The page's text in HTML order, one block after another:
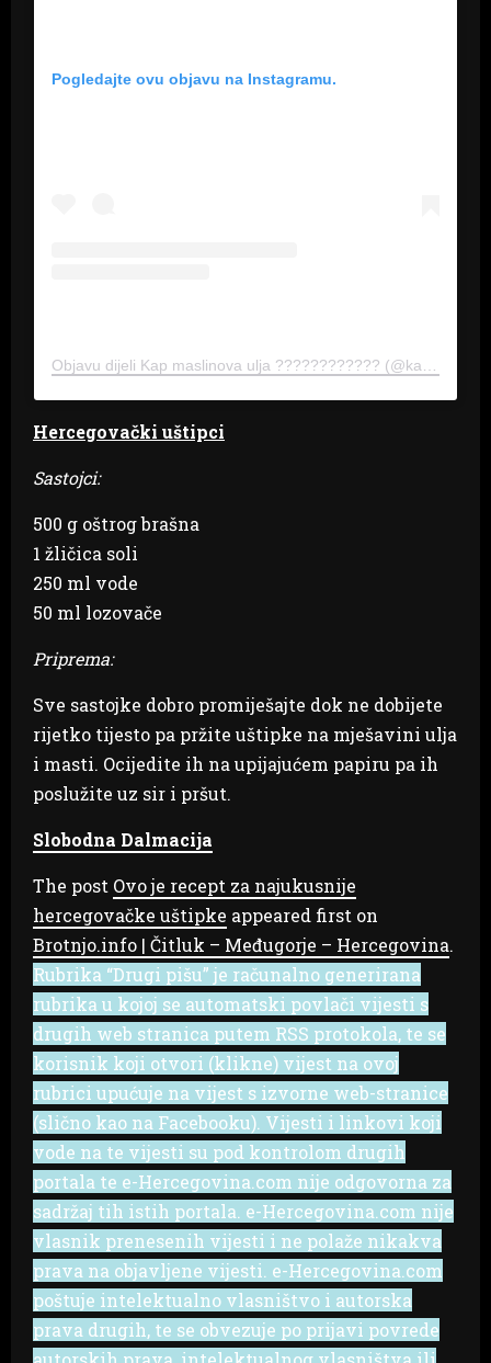
Pogledajte ovu objavu na Instagramu.
Hercegovački uštipci
Sastojci:
500 g oštrog brašna
1 žličica soli
250 ml vode
50 ml lozovače
Priprema:
Sve sastojke dobro promiješajte dok ne dobijete
rijetko tijesto pa pržite uštipke na mješavini ulja
i masti. Ocijedite ih na upijajućem papiru pa ih
poslužite uz sir i pršut.
Slobodna Dalmacija
The post Ovo je recept za najukusnije
hercegovačke uštipke appeared first on
Brotnjo.info | Čitluk – Međugorje – Hercegovina.
Rubrika “Drugi pišu” je računalno generirana
rubrika u kojoj se automatski povlači vijesti s
drugih web stranica putem RSS protokola, te se
korisnik koji otvori (klikne) vijest na ovoj
rubrici upućuje na vijest s izvorne web-stranice
(slično kao na Facebooku). Vijesti i linkovi koji
vode na te vijesti su pod kontrolom drugih
portala te e-Hercegovina.com nije odgovorna za
sadržaj tih istih portala. e-Hercegovina.com nije
vlasnik prenesenih vijesti i ne polaže nikakva
prava na objavljene vijesti. e-Hercegovina.com
poštuje intelektualno vlasništvo i autorska
prava drugih, te se obvezuje po prijavi povrede